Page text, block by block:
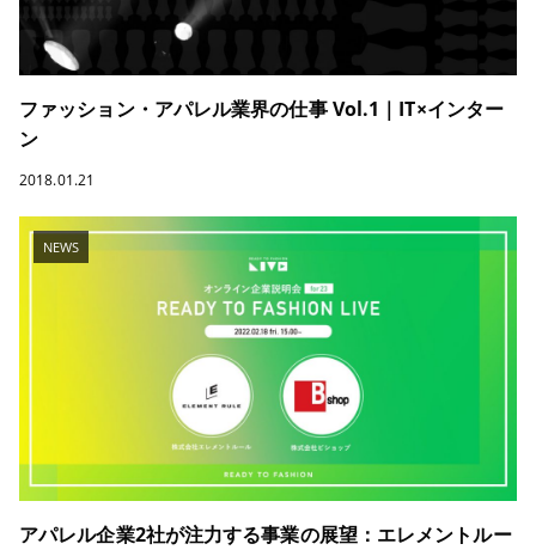
ファッション・アパレル業界の仕事 Vol.1｜IT×インター
ン
2018.01.21
NEWS
アパレル企業2社が注力する事業の展望：エレメントルー